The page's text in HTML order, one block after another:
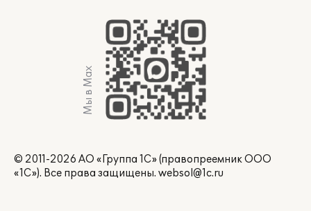
Мы в Max
© 2011-2026 АО «Группа 1С» (правопреемник ООО
«1С»). Все права защищены. websol@1c.ru